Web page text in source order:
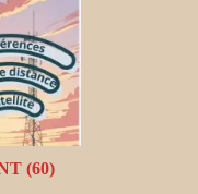
(60)